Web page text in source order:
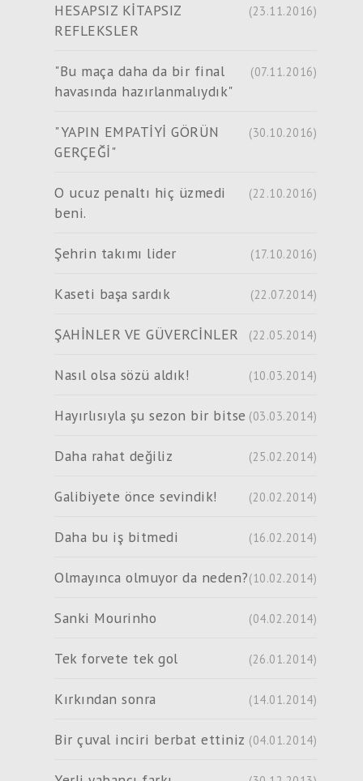
HESAPSIZ KİTAPSIZ
REFLEKSLER
(23.11.2016)
"Bu maça daha da bir final
havasında hazırlanmalıydık"
(07.11.2016)
"YAPIN EMPATİYİ GÖRÜN
GERÇEĞİ"
(30.10.2016)
O ucuz penaltı hiç üzmedi
beni.
(22.10.2016)
Şehrin takımı lider (17.10.2016)
Kaseti başa sardık (22.07.2014)
ŞAHİNLER VE GÜVERCİNLER (22.05.2014)
Nasıl olsa sözü aldık! (10.03.2014)
Hayırlısıyla şu sezon bir bitse (03.03.2014)
Daha rahat değiliz (25.02.2014)
Galibiyete önce sevindik! (20.02.2014)
Daha bu iş bitmedi (16.02.2014)
Olmayınca olmuyor da neden?(10.02.2014)
Sanki Mourinho (04.02.2014)
Tek forvete tek gol (26.01.2014)
Kırkından sonra (14.01.2014)
Bir çuval inciri berbat ettiniz (04.01.2014)